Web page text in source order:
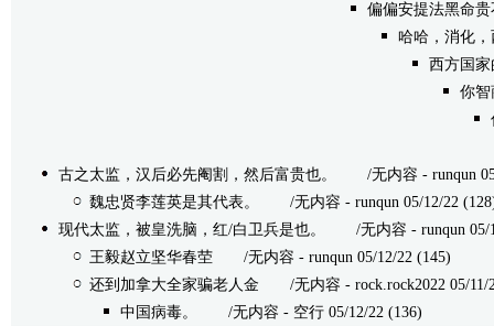
偏偏安提法黑命贵不
哈哈，消化
西方国家
你智
古之太监，汉后必先阉割，然后富贵也。
/无内容 - runqun
魏忠贤李莲英是其代表。
/无内容 - runqun 05/12/22
现代太监，被皇洗脑，红/白卫兵是也。
/无内容 - runqun 05/
王毅赵立坚华春茔 /无内容 - runqun 05/12/22 (145)
还到加拿大全家骗老人金 /无内容 - rock.rock2022 05/11/
中国病毒。
/无内容 - 空行 05/12/22 (136)